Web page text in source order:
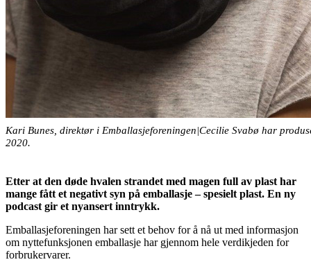
Kari Bunes, direktør i Emballasjeforeningen|Cecilie Svabø har
2020.
Etter at den døde hvalen strandet med magen full av plast har
mange fått et negativt syn på emballasje – spesielt plast. En ny
podcast gir et nyansert inntrykk.
Emballasjeforeningen har sett et behov for å nå ut med informasjon
om nyttefunksjonen emballasje har gjennom hele verdikjeden for
forbrukervarer.